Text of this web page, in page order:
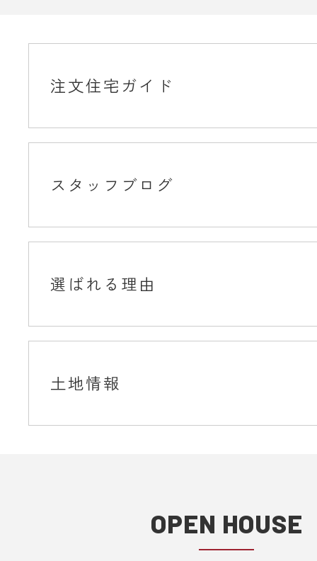
注文住宅ガイド
スタッフブログ
選ばれる理由
土地情報
OPEN HOUSE